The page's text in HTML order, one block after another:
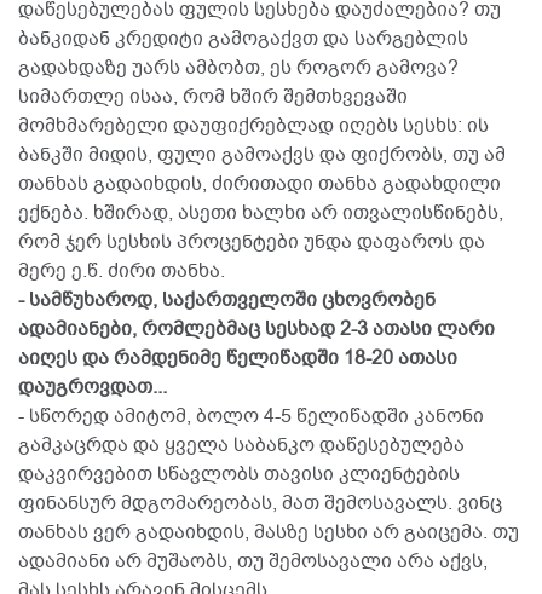
დაწესებულებას ფულის სესხება დაუძალებია? თუ
ბანკიდან კრედიტი გამოგაქვთ და სარგებლის
გადახდაზე უარს ამბობთ, ეს როგორ გამოვა?
სიმართლე ისაა, რომ ხშირ შემთხვევაში
მომხმარებელი დაუფიქრებლად იღებს სესხს: ის
ბანკში მიდის, ფული გამოაქვს და ფიქრობს, თუ ამ
თანხას გადაიხდის, ძირითადი თანხა გადახდილი
ექნება. ხშირად, ასეთი ხალხი არ ითვალისწინებს,
რომ ჯერ სესხის პროცენტები უნდა დაფაროს და
მერე ე.წ. ძირი თანხა.
- სამწუხაროდ, საქართველოში ცხოვრობენ
ადამიანები, რომლებმაც სესხად 2-3 ათასი ლარი
აიღეს და რამდენიმე წელიწადში 18-20 ათასი
დაუგროვდათ...
- სწორედ ამიტომ, ბოლო 4-5 წელიწადში კანონი
გამკაცრდა და ყველა საბანკო დაწესებულება
დაკვირვებით სწავლობს თავისი კლიენტების
ფინანსურ მდგომარეობას, მათ შემოსავალს. ვინც
თანხას ვერ გადაიხდის, მასზე სესხი არ გაიცემა. თუ
ადამიანი არ მუშაობს, თუ შემოსავალი არა აქვს,